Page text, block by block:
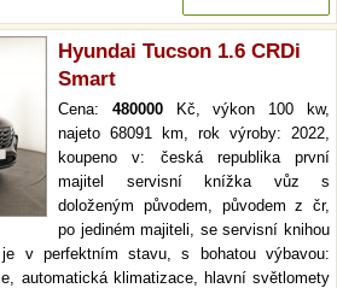
Hyundai Tucson 1.6 CRDi
Smart
Cena: 480000Kč, výkon 100 kw,
najeto 68091 km, rok výroby: 2022,
koupeno v: česká republika první
majitel servisní knížka vůz s
doloženým původem, původem z čr,
po jediném majiteli, se servisní knihou
v perfektním stavu, s bohatou výbavou:
automatická klimatizace, hlavní světlomety